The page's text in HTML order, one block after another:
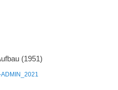
(1951)
ADMIN_2021